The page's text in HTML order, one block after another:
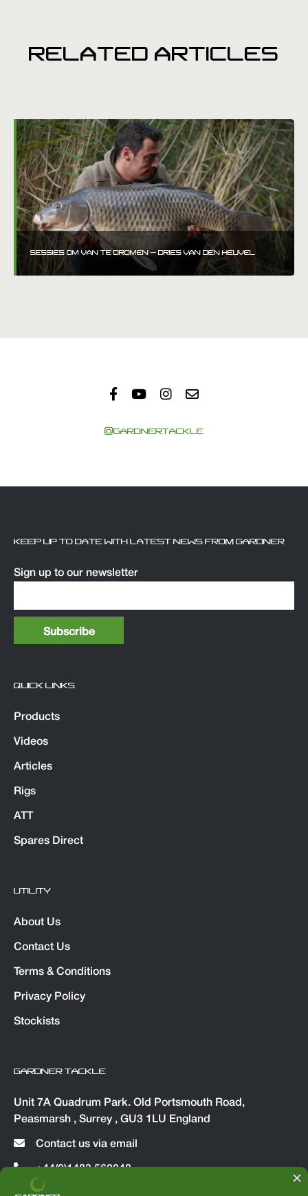
RELATED ARTICLES
SESSIES OM VAN TE DROMEN – DRIES VAN DEN HEUVEL
@GARDNERTACKLE
KEEP UP TO DATE WITH LATEST NEWS FROM GARDNER
Sign up to our newsletter
QUICK LINKS
Products
Videos
Articles
Rigs
ATT
Spares Direct
UTILITY
About Us
Contact Us
Terms & Conditions
Privacy Policy
Stockists
GARDNER TACKLE
Unit 7A Quadrum Park. Old Portsmouth Road,
Peasmarsh , Surrey , GU3 1LU England
Contact us via email
+44(0)1483 560048